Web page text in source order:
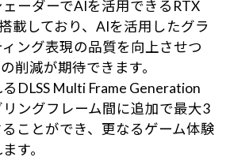
ーダーでAIを活用できるRTX
載しており、AIを活用したグラ
ング表現の品質を向上させつ
削減が期待できます。
DLSS Multi Frame Generation
ングフレーム間に追加で最大3
ことができ、更なるゲーム体験
す。